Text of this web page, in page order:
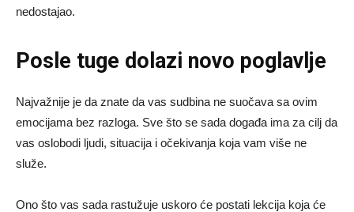
nedostajao.
Posle tuge dolazi novo poglavlje
Najvažnije je da znate da vas sudbina ne suočava sa ovim
emocijama bez razloga. Sve što se sada događa ima za cilj da
vas oslobodi ljudi, situacija i očekivanja koja vam više ne
služe.
Ono što vas sada rastužuje uskoro će postati lekcija koja će